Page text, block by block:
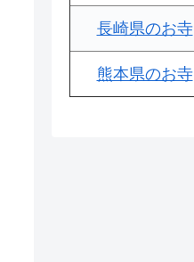
長崎県のお寺
熊本県のお寺